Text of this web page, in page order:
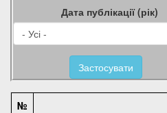
Дата публікації (рік)
Застосувати
№